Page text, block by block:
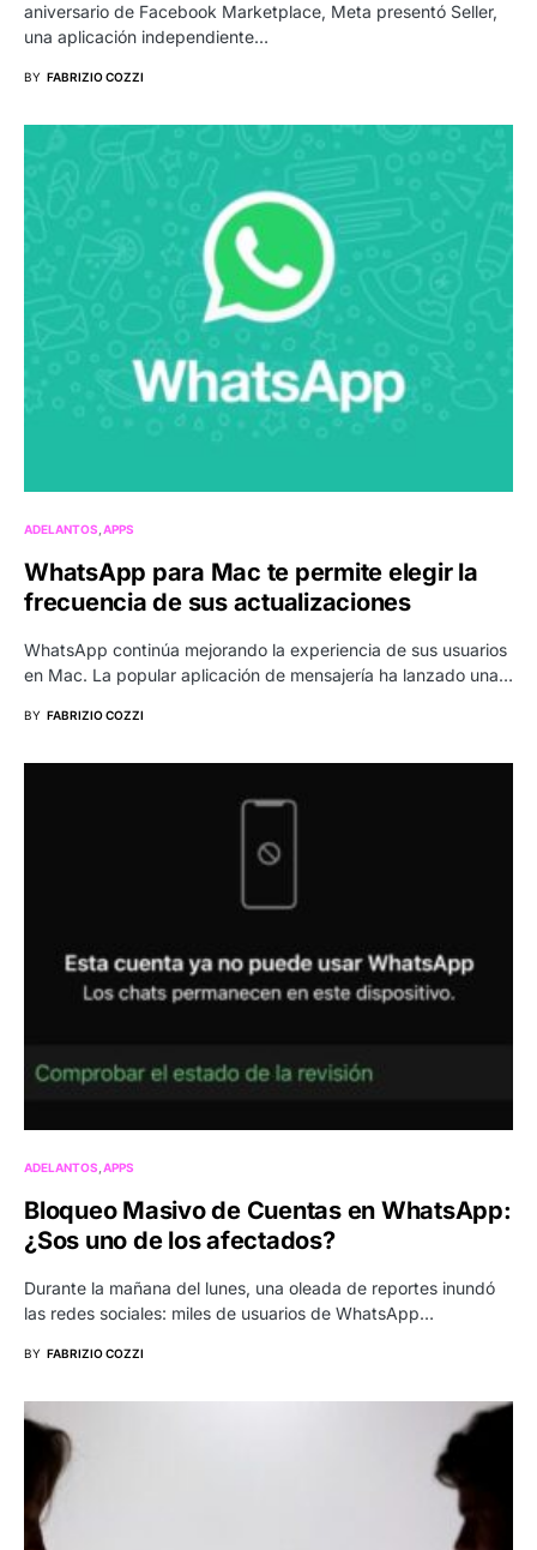
aniversario de Facebook Marketplace, Meta presentó Seller,
una aplicación independiente…
BY FABRIZIO COZZI
ADELANTOS APPS
WhatsApp para Mac te permite elegir la
frecuencia de sus actualizaciones
WhatsApp continúa mejorando la experiencia de sus usuarios
en Mac. La popular aplicación de mensajería ha lanzado una…
BY FABRIZIO COZZI
ADELANTOS APPS
Bloqueo Masivo de Cuentas en WhatsApp:
¿Sos uno de los afectados?
Durante la mañana del lunes, una oleada de reportes inundó
las redes sociales: miles de usuarios de WhatsApp…
BY FABRIZIO COZZI